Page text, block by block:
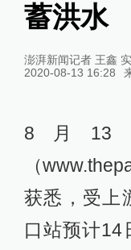
蓄洪水
澎湃新闻记者 王鑫
2020-08-13 16:28
8月13
（
获悉，受上
口站预计14